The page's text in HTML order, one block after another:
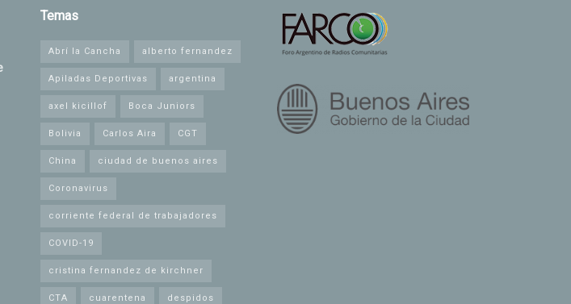
Temas
Abrí la Cancha alberto fernandez
Apiladas Deportivas argentina
axel kicillof Boca Juniors
Bolivia Carlos Aira CGT
China ciudad de buenos aires
Coronavirus
corriente federal de trabajadores
COVID-19
cristina fernandez de kirchner
CTA cuarentena despidos